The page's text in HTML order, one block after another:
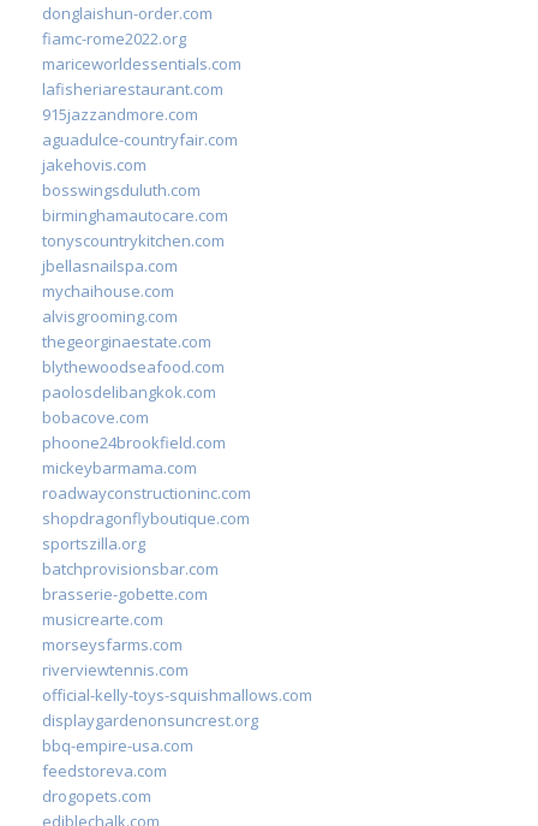
donglaishun-order.com
fiamc-rome2022.org
mariceworldessentials.com
lafisheriarestaurant.com
915jazzandmore.com
aguadulce-countryfair.com
jakehovis.com
bosswingsduluth.com
birminghamautocare.com
tonyscountrykitchen.com
jbellasnailspa.com
mychaihouse.com
alvisgrooming.com
thegeorginaestate.com
blythewoodseafood.com
paolosdelibangkok.com
bobacove.com
phoone24brookfield.com
mickeybarmama.com
roadwayconstructioninc.com
shopdragonflyboutique.com
sportszilla.org
batchprovisionsbar.com
brasserie-gobette.com
musicrearte.com
morseysfarms.com
riverviewtennis.com
official-kelly-toys-squishmallows.com
displaygardenonsuncrest.org
bbq-empire-usa.com
feedstoreva.com
drogopets.com
ediblechalk.com